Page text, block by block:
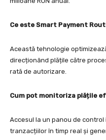
Ce este Smart Payment
Această tehnologie
direcționând plățile către
rată de autorizare.
Cum pot monitoriza plățile
Accesul la un panou de
tranzacțiilor în timp real și